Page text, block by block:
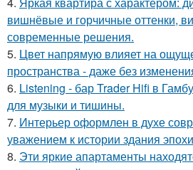
вишнёвые и горчичные оттенки,
современные решения.
5. Цвет напрямую влияет на
пространства - даже без
6. Listening - бар Trader Hifi в
для музыки и тишины.
7. Интерьер оформлен в духе
уважением к истории здания
8. Эти яркие апартаменты